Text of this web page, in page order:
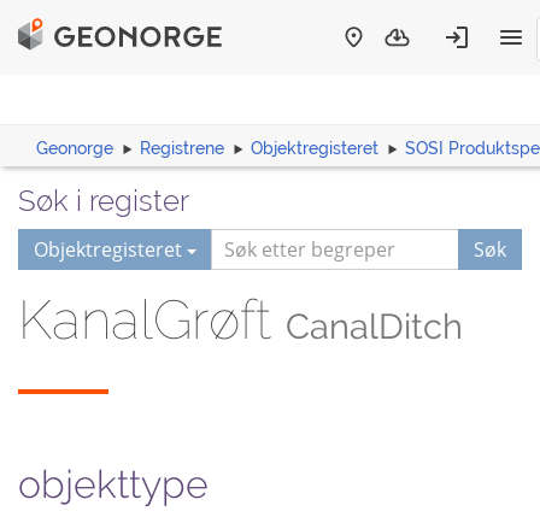
Geonorge Registrene Objektregisteret SOSI
Søk i register
Objektregisteret Søk
KanalGrøft CanalDitch
objekttype